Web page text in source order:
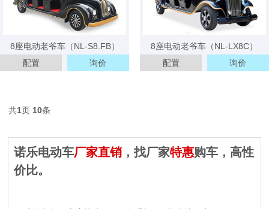
8座电动老爷车（NL-S8.FB）
配置
询价
8座电动老爷车（NL-LX8C）
配置
询价
共1页 10条
诺乐电动车厂家直销 ，找厂家特惠购车，高性
价比。
3天内 182****8876 已获取报价方案
3天内 134****4418 已获取报价方案
3分钟内 173****6965 已获取报价方案
3分钟内 139****1175 已获取报价方案
10分钟内 151****3959已获取报价方案
10分钟内 182****2525 已获取报价方案
20分钟内 183****4571 已获取报价方案